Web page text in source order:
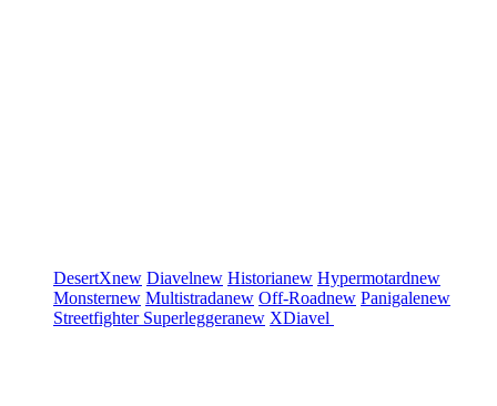
DesertXnew Diavelnew Historianew Hypermotardnew
Monsternew Multistradanew Off-Roadnew Panigalenew
Streetfighter Superleggeranew XDiavel